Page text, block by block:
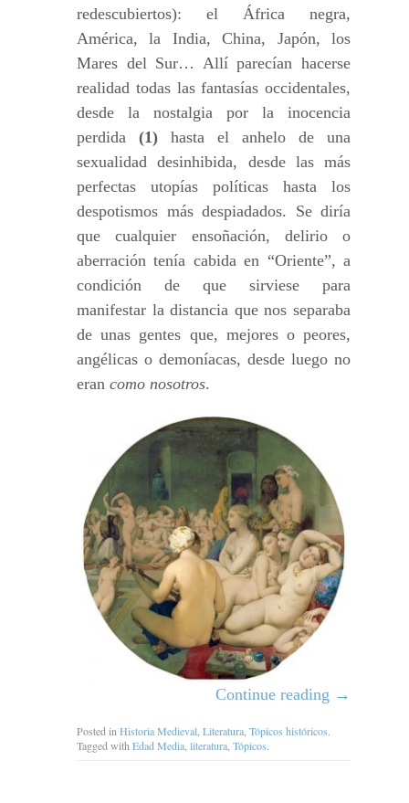
redescubiertos): el África negra,
América, la India, China, Japón, los
Mares del Sur… Allí parecían hacerse
realidad todas las fantasías occidentales,
desde la nostalgia por la inocencia
perdida (1) hasta el anhelo de una
sexualidad desinhibida, desde las más
perfectas utopías políticas hasta los
despotismos más despiadados. Se diría
que cualquier ensoñación, delirio o
aberración tenía cabida en “Oriente”, a
condición de que sirviese para
manifestar la distancia que nos separaba
de unas gentes que, mejores o peores,
angélicas o demoníacas, desde luego no
eran como nosotros.
Continue reading →
Posted in Historia Medieval Literatura Tópicos históricos.
Tagged with Edad Media literatura Tópicos.